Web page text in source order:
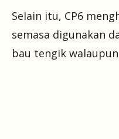
Selain itu, CP6
semasa digunakan
bau tengik